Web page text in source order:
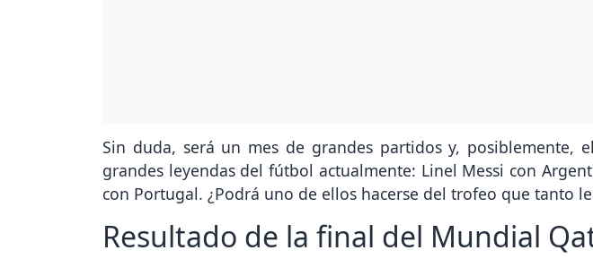
Sin duda, será un mes de grandes partidos y, posiblemente,
grandes leyendas del fútbol actualmente: Linel Messi con
con Portugal. ¿Podrá uno de ellos hacerse del trofeo que tanto
Resultado de la final del Mundial